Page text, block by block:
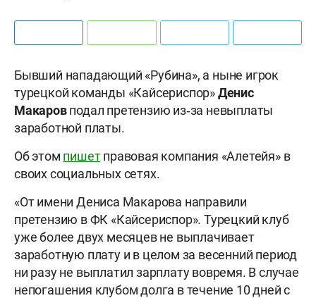
Бывший нападающий «Рубина», а ныне игрок
турецкой команды «Кайсериспор»Денис
Макаровподал претензию из‑за невыплаты
заработной платы.
Об этом пишетправовая компания «Алетейя» в
своих социальных сетях.
«От имени Дениса Макарова направили
претензию в ФК «Кайсериспор». Турецкий клуб
уже более двух месяцев не выплачивает
заработную плату и в целом за весенний период
ни разу не выплатил зарплату вовремя. В случае
непогашения клубом долга в течение 10 дней с